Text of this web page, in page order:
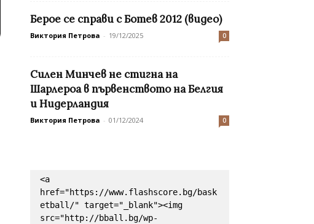
Берое се справи с Ботев 2012 (видео)
Виктория Петрова - 19/12/2025 0
Силен Минчев не стигна на
Шарлероа в първенството на Белгия
и Нидерландия
Виктория Петрова - 01/12/2024 0
<a
href="https://www.flashscore.bg/bask
etball/" target="_blank"><img
src="http://bball.bg/wp-